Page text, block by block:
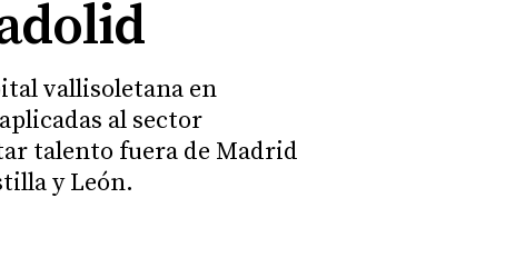
vallisoletana en
al sector
talento fuera de Madrid
y León.